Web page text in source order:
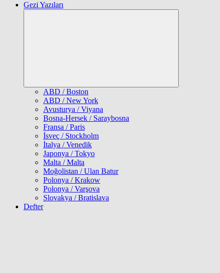
Gezi Yazıları
ABD / Boston
ABD / New York
Avusturya / Viyana
Bosna-Hersek / Saraybosna
Fransa / Paris
İsveç / Stockholm
İtalya / Venedik
Japonya / Tokyo
Malta / Malta
Moğolistan / Ulan Batur
Polonya / Krakow
Polonya / Varşova
Slovakya / Bratislava
Defter